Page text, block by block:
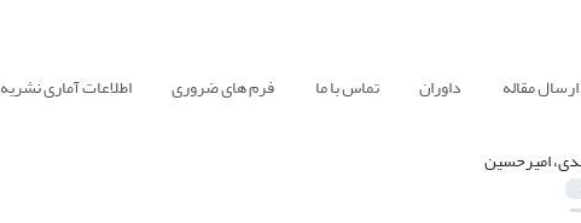
ارسال مقاله داوران تماس با ما فرم های ضروری اطلاعات آماری نشریه
امیرحسین